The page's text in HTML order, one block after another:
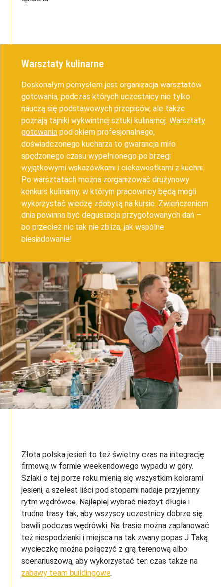
Warsztaty kulinarne
Doskonałym pomysłem jest organizacja warsztatów
gotowania, podczas których uczestnicy nie tylko
nauczą się podstawowych przepisów, ale także
poznają tajniki wykwintnej sztuki kulinarnej.Warsztaty
gotowania pod okiem profesjonalnego,
doświadczonego kucharza to gwarancja miło
spędzonego czasu wypełnionego po brzegi
wyjątkowymi wskazówkami i ciekawostkami z kuchni.
Po warsztatach można zorganizować drużynowy
konkurs kulinarny, w którym pracownicy będą mogli
wykorzystać wiedzę zdobytą na kursie. Zwieńczeniem
dnia powinna być degustacja przygotowanych dań –
bo przecież nic tak nie zbliża, jak wspólne
biesiadowanie!
Złota polska jesień to też świetny czas na integrację
firmową w formie weekendowego wypadu w góry.
Szlaki o tej porze roku mienią się wszystkim kolorami
jesieni, a szelest liści pod stopami nadaje przyjemny
rytm wędrówce. Najlepiej wybrać niezbyt długie i
trudne trasy tak, aby wszyscy uczestnicy dobrze się
bawili podczas wędrówki. Na trasie można zaplanować
też niespodzianki i miejsca na tak zwany popas J Taką
wycieczkę można połączyć z grą terenową albo
scenariuszową, aby wykorzystać ten czas także na
zabawy team buildingowe.